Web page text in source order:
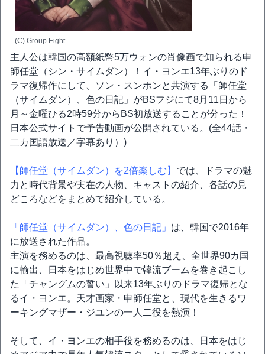
(C) Group Eight
主人公は韓国の高額紙幣5万ウォンの肖像画で知られる申
師任堂（シン・サイムダン）！イ・ヨンエ13年ぶりのド
ラマ復帰作にして、ソン・スンホンと共演する「師任堂
（サイムダン）、色の日記」がBSフジにて8月11日から
月～金曜ひる2時59分からBS初放送することが分った！
日本公式サイトで予告動画が公開されている。(全44話・
二カ国語放送／字幕あり）)
【師任堂（サイムダン）を2倍楽しむ】 では、ドラマの魅
力と時代背景や実在の人物、キャストの紹介、各話の見
どころなどをまとめて紹介している。
「師任堂（サイムダン）、色の日記」 は、韓国で2016年
に放送された作品。
主演を務めるのは、最高視聴率50％超え、全世界90カ国
に輸出、日本をはじめ世界中で韓流ブームを巻き起こし
た「チャングムの誓い」以来13年ぶりのドラマ復帰とな
るイ・ヨンエ。天才画家・申師任堂と、現代を生きるワ
ーキングマザー・ジユンの一人二役を熱演！
そして、イ・ヨンエの相手役を務めるのは、日本をはじ